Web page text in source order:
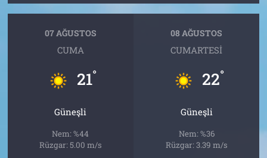
07 AĞUSTOS
CUMA
21°
Güneşli
Nem: %44
Rüzgar: 5.00 m/s
08 AĞUSTOS
CUMARTESI
22°
Güneşli
Nem: %36
Rüzgar: 3.39 m/s